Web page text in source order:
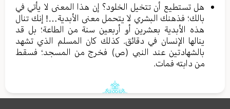
هل تستطيع أن تتخيل الخلود؟ إن هذا المعنى لا يأتي في
بالك؛ فذهنك البشري لا يتحمل معنى الأبدية…! إنك تنال
هذه الأبدية بعشرين أو أربعين سنة من الطاعة؛ بل قد
ينالها الإنسان في دقائق. كذلك كان المسلم الذي تشهد
بالشهادتين عند النبي (ص) فخرج من المسجد؛ فسقط
من دابته فمات.